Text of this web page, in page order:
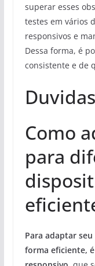
superar esses
testes em vários
responsivos e
Dessa forma, é
consistente e de
Como
para
Para adaptar
forma eficiente,